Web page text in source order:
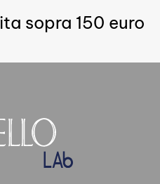
sopra 150 euro